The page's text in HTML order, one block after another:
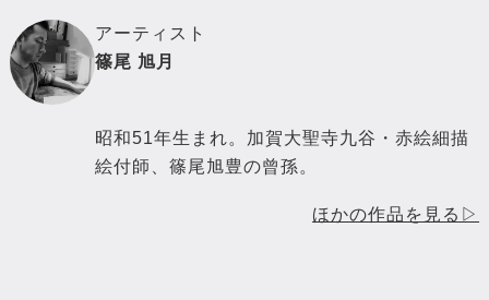
アーティスト
篠尾 旭月
昭和51年生まれ。加賀大聖寺九谷・赤絵細描
絵付師、篠尾旭豊の曾孫。
ほかの作品を見る▷